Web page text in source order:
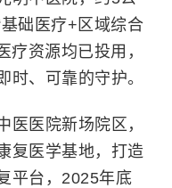
础医疗+区域综合
疗资源均已投用，
时、可靠的守护。
医医院新场院区，
复医学基地，打造
平台，2025年底